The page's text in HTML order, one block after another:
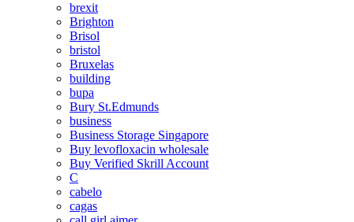
brexit
Brighton
Brisol
bristol
Bruxelas
building
bupa
Bury St.Edmunds
business
Business Storage Singapore
Buy levofloxacin wholesale
Buy Verified Skrill Account
C
cabelo
cagas